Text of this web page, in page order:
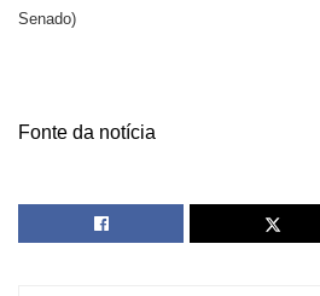
Senado)
Fonte da notícia